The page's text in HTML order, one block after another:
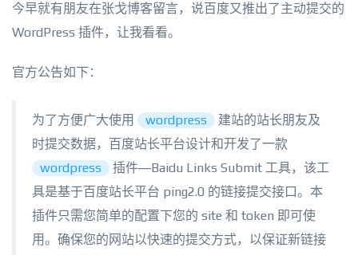
今早就有朋友在张戈博客留言，说百度又推出了主动提交的
WordPress 插件，让我看看。
官方公告如下：
为了方便广大使用 wordpress
建站的站长朋友及
时提交数据，百度站长平台设计和开发了一款
wordpress
插件—Baidu Links Submit 工具，该工
具是基于百度站长平台 ping2.0 的链接提交接口。本
插件只需您简单的配置下您的 site 和 token 即可使
用。确保您的网站以快速的提交方式，以保证新链接